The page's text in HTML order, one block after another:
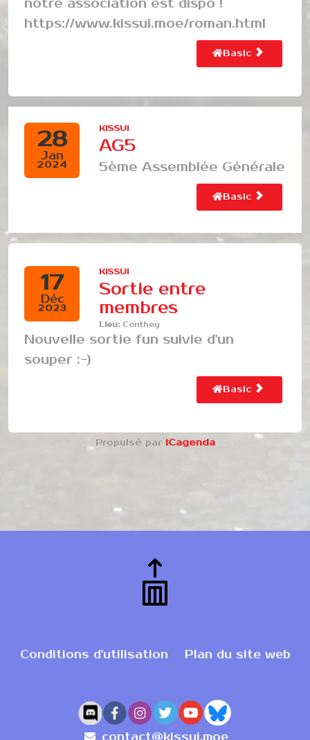
notre association est dispo !
https://www.kissui.moe/roman.html
Basic
28
Jan
2024
KISSUI
AG5
5ème Assemblée Générale
Basic
17
Déc
2023
KISSUI
Sortie entre
membres
Lieu: Conthey
Nouvelle sortie fun suivie d'un
souper :-)
Basic
Propulsé par iCagenda
Conditions d'utilisation Plan du site web
contact@kissui.moe